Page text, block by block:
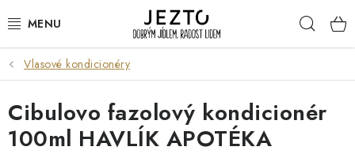
na
DÁRKOVÉ SADY
TRVANLIVÉ
DROGERIE A KOSMETIKA
Vlasové kondicionéry
Cibulovo fazolový kondicionér
100ml HAVLÍK APOTÉKA